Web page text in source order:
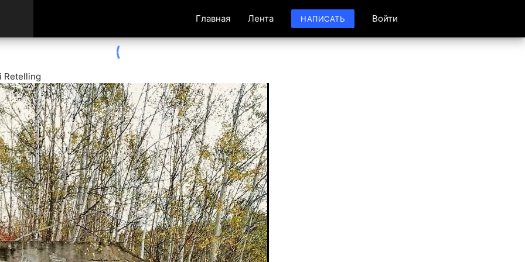
Главная Лента НАПИСАТЬ Войти
Retelling